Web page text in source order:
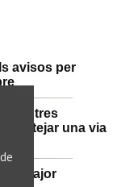
avisos per
tres
una via
Major